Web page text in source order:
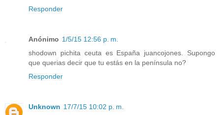
Responder
Anónimo 1/5/15 12:56 p. m.
shodown pichita ceuta es España juancojones. Supongo
que querias decir que tu estás en la península no?
Responder
Unknown 17/7/15 10:02 p. m.